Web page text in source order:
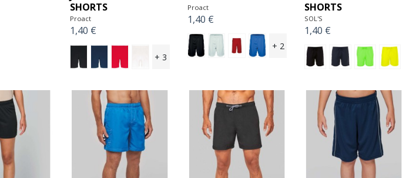
SHORTS
Proact
1,40 €
+ 3
Proact
1,40 €
+ 2
SHORTS
SOL'S
1,40 €